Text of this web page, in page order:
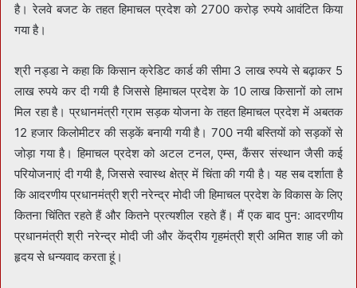
है। रेलवे बजट के तहत हिमाचल प्रदेश को 2700 करोड़ रुपये आवंटित किया
गया है।
श्री नड्डा ने कहा कि किसान क्रेडिट कार्ड की सीमा 3 लाख रुपये से बढ़ाकर 5
लाख रुपये कर दी गयी है जिससे हिमाचल प्रदेश के 10 लाख किसानों को लाभ
मिल रहा है। प्रधानमंत्री ग्राम सड़क योजना के तहत हिमाचल प्रदेश में अबतक
12 हजार किलोमीटर की सड़कें बनायी गयी है। 700 नयी बस्तियों को सड़कों से
जोड़ा गया है। हिमाचल प्रदेश को अटल टनल, एम्स, कैंसर संस्थान जैसी कई
परियोजनाएं दी गयी है, जिससे स्वास्थ क्षेत्र में चिंता की गयी है। यह सब दर्शाता है
कि आदरणीय प्रधानमंत्री श्री नरेन्द्र मोदी जी हिमाचल प्रदेश के विकास के लिए
कितना चिंतित रहते हैं और कितने प्रत्यशील रहते हैं। मैं एक बाद पुन: आदरणीय
प्रधानमंत्री श्री नरेन्द्र मोदी जी और केंद्रीय गृहमंत्री श्री अमित शाह जी को
हृदय से धन्यवाद करता हूं।